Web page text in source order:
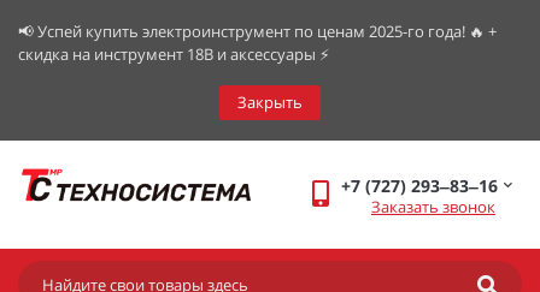
📢 Успей купить электроинструмент по ценам 2025-го года! 🔥 +
скидка на инструмент 18В и аксессуары ⚡️
Закрыть
+7 (727) 293‒83‒16
Заказать звонок